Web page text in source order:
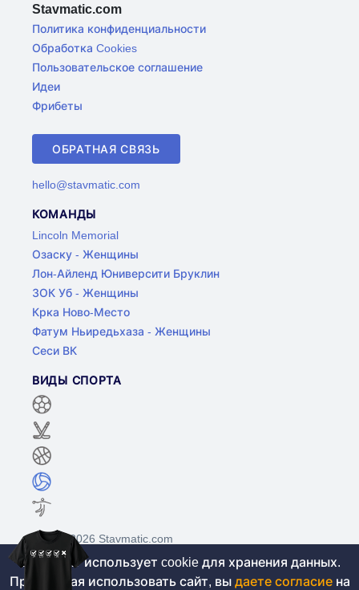
Stavmatic.com
Политика конфиденциальности
Обработка Cookies
Пользовательское соглашение
Идеи
Фрибеты
ОБРАТНАЯ СВЯЗЬ
hello@stavmatic.com
КОМАНДЫ
Lincoln Memorial
Озаску - Женщины
Лон-Айленд Юниверсити Бруклин
ЗОК Уб - Женщины
Крка Ново-Место
Фатум Ньиредьхаза - Женщины
Сеси ВК
ВИДЫ СПОРТА
©2017-2026 Stavmatic.com
Для лиц старше 18 лет. На сайте не
Этот сайт использует cookie для хранения данных.
Продолжая использовать сайт, вы даете согласие на